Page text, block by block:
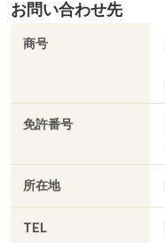
お問い合わせ先
商号
免許番号
所在地
TEL